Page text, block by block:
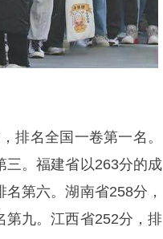
排名全国一卷第一名。
三。福建省以263分的成
第六。湖南省258分，
第九。江西省252分，排